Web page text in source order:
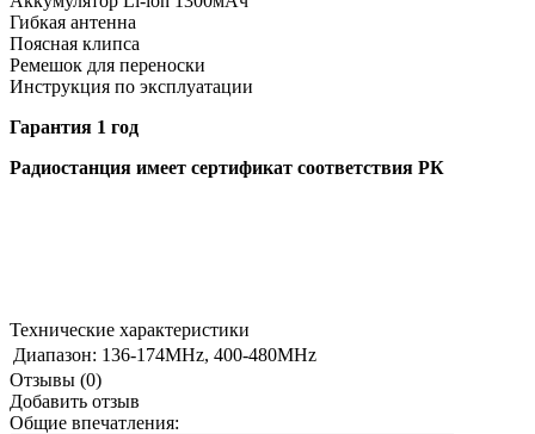
Гибкая антенна
Поясная клипса
Ремешок для переноски
Инструкция по эксплуатации
Гарантия 1 год
Радиостанция имеет сертификат соответствия РК
Технические характеристики
Диапазон: 136-174MHz, 400-480MHz
Отзывы (0)
Добавить отзыв
Общие впечатления: